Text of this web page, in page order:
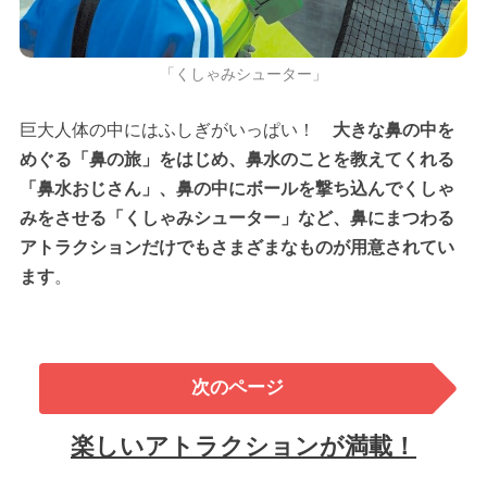
「くしゃみシューター」
巨大人体の中にはふしぎがいっぱい！ 大きな鼻の中を
めぐる「鼻の旅」をはじめ、鼻水のことを教えてくれる
「鼻水おじさん」、鼻の中にボールを撃ち込んでくしゃ
みをさせる「くしゃみシューター」など、鼻にまつわる
アトラクションだけでもさまざまなものが用意されてい
ます。
次のページ
楽しいアトラクションが満載！